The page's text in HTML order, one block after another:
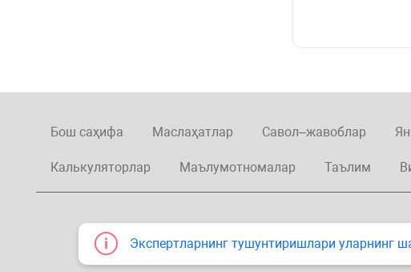
Бош саҳифа Маслаҳатлар Савол–жавоблар
Калькуляторлар Маълумотномалар Таълим
Экспертларнинг тушунтиришлари уларнинг